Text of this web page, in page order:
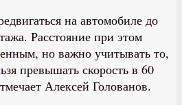
на автомобиле до
Расстояние при этом
но важно учитывать то,
превышать скорость в 60
Алексей Голованов.